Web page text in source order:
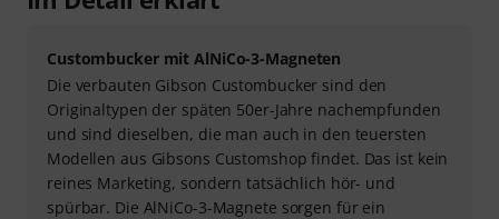
Custombucker mit AlNiCo-3-Magneten
Die verbauten Gibson Custombucker sind den
Originaltypen der späten 50er-Jahre nachempfunden
und sind dieselben, die man auch in den teuersten
Modellen aus Gibsons Customshop findet. Das ist kein
reines Marketing, sondern tatsächlich hör- und
spürbar. Die AlNiCo-3-Magnete sorgen für ein